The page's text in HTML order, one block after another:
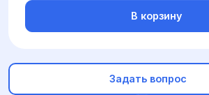
В корзину
Задать вопрос